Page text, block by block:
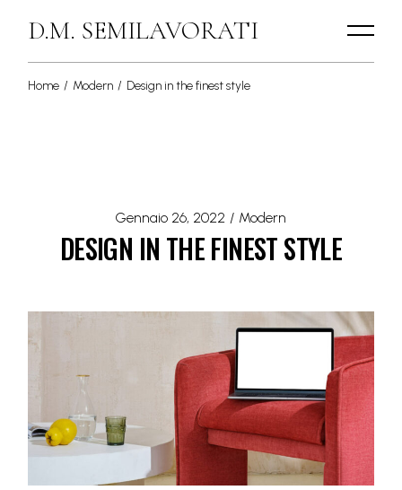
D.M. SEMILAVORATI
Home Modern Design in the finest style
Gennaio 26, 2022 Modern
DESIGN IN THE FINEST STYLE